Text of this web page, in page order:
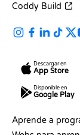
Coddy Build
Descargar en
App Store
Disponible en
Google Play